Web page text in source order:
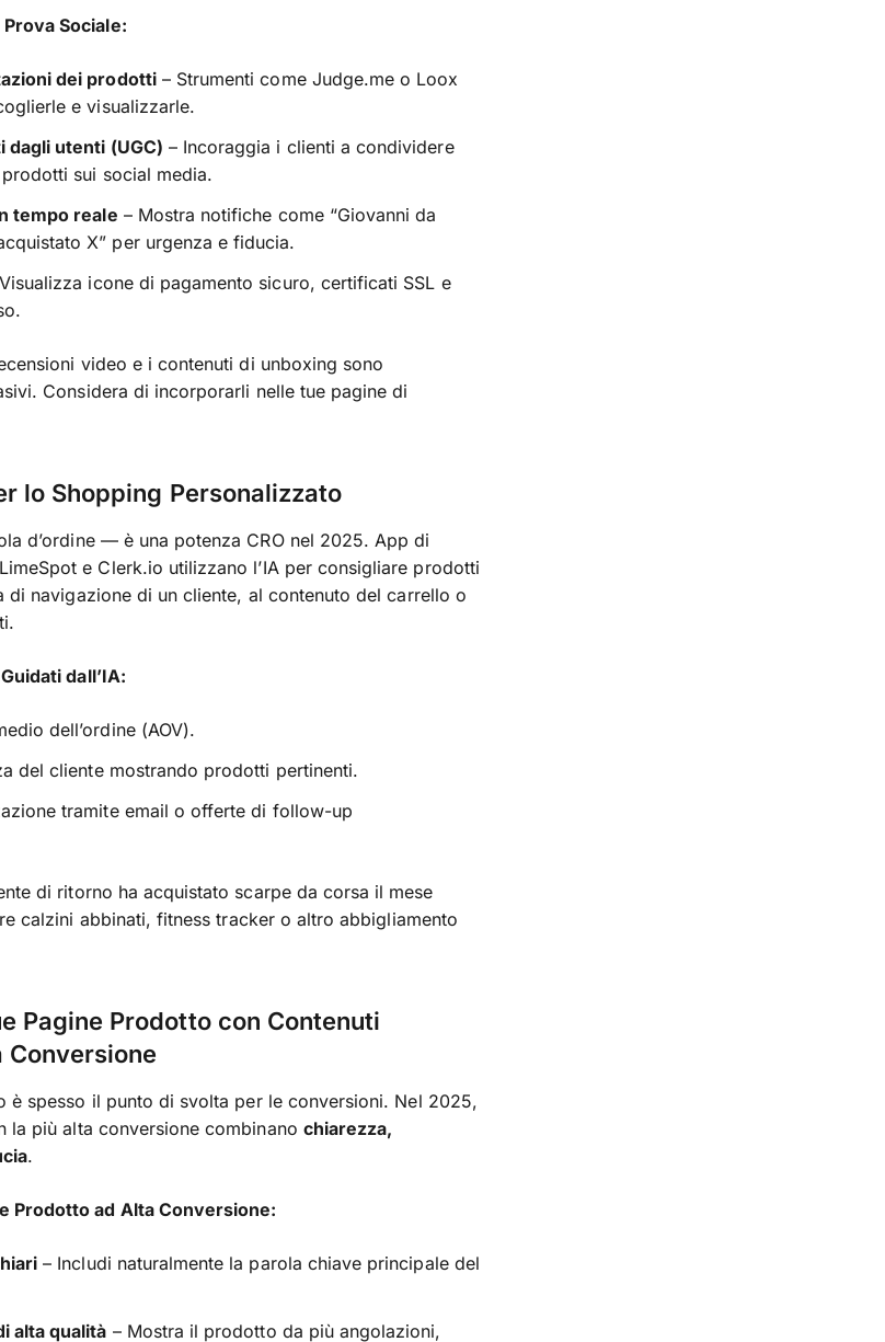
Sociale:
dei prodotti– Strumenti come Judge.me o Loox
e visualizzarle.
utenti (UGC) – Incoraggia i clienti a condividere
sui social media.
tempo reale – Mostra notifiche come “Giovanni da
X” per urgenza e fiducia.
icone di pagamento sicuro, certificati SSL e
video e i contenuti di unboxing sono
Considera di incorporarli nelle tue pagine di
lo Shopping Personalizzato
d’ordine — è una potenza CRO nel 2025. App di
e Clerk.io utilizzano l’IA per consigliare prodotti
di navigazione di un cliente, al contenuto del carrello o
dall’IA:
dell’ordine (AOV).
del cliente mostrando prodotti pertinenti.
tramite email o offerte di follow-up
di ritorno ha acquistato scarpe da corsa il mese
calzini abbinati, fitness tracker o altro abbigliamento
Pagine Prodotto con Contenuti
Conversione
è spesso il punto di svolta per le conversioni. Nel 2025,
la più alta conversione combinano chiarezza,
.
Prodotto ad Alta Conversione:
– Includi naturalmente la parola chiave principale del
alta qualità – Mostra il prodotto da più angolazioni,